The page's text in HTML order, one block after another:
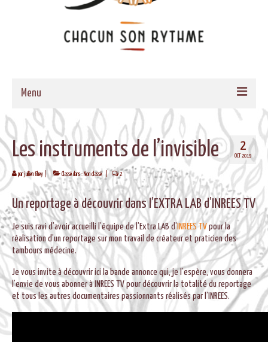
Menu
ACCUEIL
QUI SOMMES-NOUS
NOS PROPOSITIONS
TAMBOURS MEDECINE
CADRES EN BOIS MASSIF POUR TAMBOURS
FORMATIONS
MUSIQUE DE BIEN-ETRE
AGENDA
2
OCT 2019
Les instruments de l’invisible
parjuilien fihey | Classé dans :Non classé | 2
Un reportage à découvrir dans l’EXTRA LAB d’INREES TV
Je suis ravi d’avoir accueilli l’équipe de l’Extra LAB d’ INREES TV pour la
réalisation d’un reportage sur mon travail de créateur et praticien des
tambours médecine.
Je vous invite à découvrir ici la bande annonce qui, je l’espère, vous donnera
l’envie de vous abonner à INREES TV pour découvrir la totalité du reportage
et tous les autres documentaires passionnants réalisés par l’INREES.